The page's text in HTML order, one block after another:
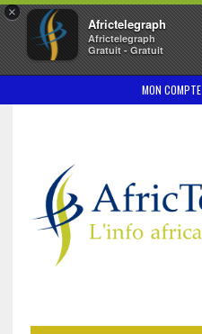
×
Africtelegraph
Africtelegraph
Gratuit - Gratuit
MON COMPTE